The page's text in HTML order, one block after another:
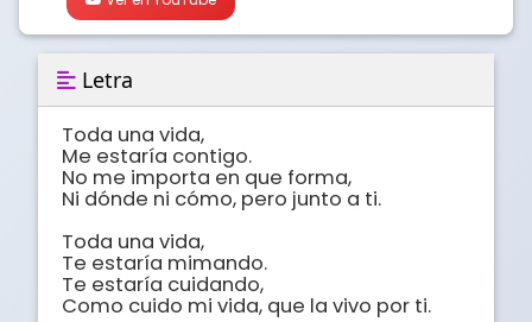
Letra
Toda una vida,
Me estaría contigo.
No me importa en que forma,
Ni dónde ni cómo, pero junto a ti.
Toda una vida,
Te estaría mimando.
Te estaría cuidando,
Como cuido mi vida, que la vivo por ti.